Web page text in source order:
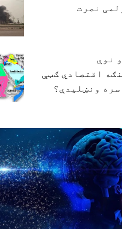
نصرت
نوې
اقتصادي ګټې
ونښلیدې؟